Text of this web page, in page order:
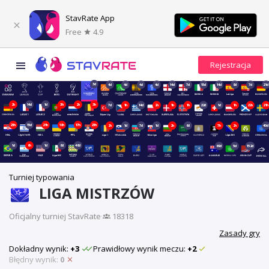
StavRate App
Free
4.9
3d 4d 4d 4d 4d 14d 7d 15d 14d 8d 7d 21d
2h 14d 1d 3h 2h 3h 7d 1h 14d 2h 1h 1h 22d 1d 1h 22h 21h
23h 15d 21h 18h 17h 23h 2h 1d 7d 1d 2h 6d 7h 2h 40d
1d 6h 1d 8d 48d 69d 5d 152d
Turniej typowania
LIGA MISTRZÓW
Oficjalny turniej StavRate·
18318
Zasady gry
Dokładny wynik: +3 Prawidłowy wynik meczu: +2
Błędny wynik: 0